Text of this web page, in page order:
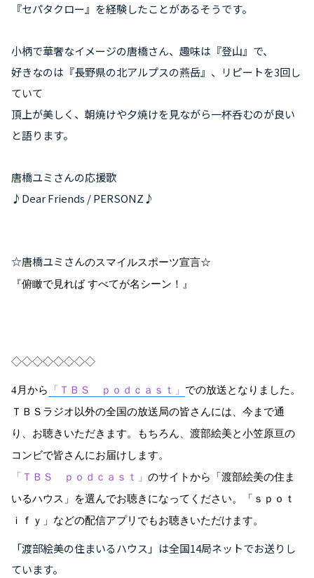
『セパタクロー』を経験したことがあるそうです。
小柄で華奢なイメージの唐橋さん、趣味は『登山』で、
好きなのは『長野県の北アルプスの燕岳』、リピートを3回し
ていて
頂上が美しく、朝焼けや夕焼けを見ながら一杯呑むのが良い
と語ります。
唐橋ユミさんの応援歌
♪Dear Friends / PERSONZ♪
☆唐橋ユミさんのスマイルスポーツ宣言☆
『俯瞰で見れば すべてが名シーン！』
◇◇◇◇◇◇◇◇
4月から 「ＴＢＳ ｐｏｄｃａｓｔ」 での放送となりました。
ＴＢＳラジオ以外の全国の放送局の皆さんには、今まで通
り、お聴きいただきます。もちろん、渡部絵美と小笠原亘の
コンビで皆さんにお届けします。
「ＴＢＳ ｐｏｄｃａｓｔ」 のサイトから「渡部絵美の住ま
いるハウス」を選んでお聴きになってください。「ｓｐｏｔ
ｉｆｙ」などの配信アプリでもお聴きいただけます。
「渡部絵美の住まいるハウス」は全国14局ネットでお送りし
ています。